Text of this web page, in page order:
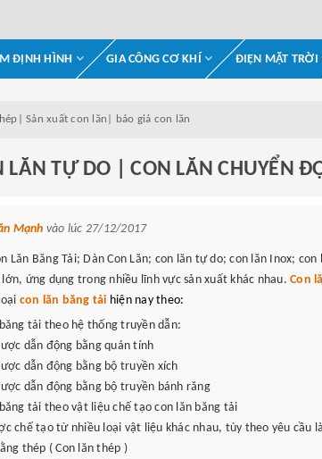
ĐỊNH HÌNH GIA CÔNG CƠ KHÍ ĐIỆN MẶT TRỜI
Sản xuất con lăn| báo giá con lăn
TỰ DO | CON LĂN CHUYỂN
Mạnh vào lúc 27/12/2017
Lăn Băng Tải; Dàn Con Lăn; con lăn tự do; con lăn Inox;
lớn, ứng dụng trong nhiều lĩnh vực sản xuất khác nhau. Con
con lăn băng tải hiện nay theo:
tải theo hệ thống truyền dẫn:
dẫn động bằng quán tính
dẫn động bằng bộ truyền xích
dẫn động bằng bộ truyền bánh răng
tải theo vật liệu chế tạo con lăn băng tải
chế tạo từ nhiều loại vật liệu khác nhau, tùy theo yêu cầu
thép ( Con lăn thép )